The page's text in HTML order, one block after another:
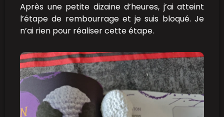
Après une petite dizaine d’heures, j’ai atteint
l’étape de rembourrage et je suis bloqué. Je
n’ai rien pour réaliser cette étape.